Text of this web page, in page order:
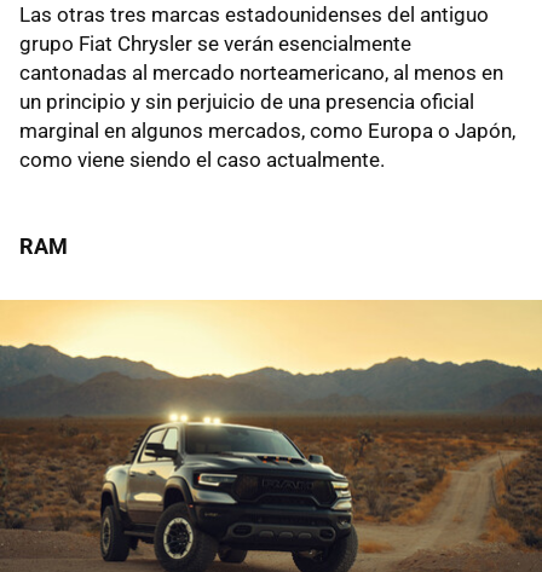
Las otras tres marcas estadounidenses del antiguo
grupo Fiat Chrysler se verán esencialmente
cantonadas al mercado norteamericano, al menos en
un principio y sin perjuicio de una presencia oficial
marginal en algunos mercados, como Europa o Japón,
como viene siendo el caso actualmente.
RAM